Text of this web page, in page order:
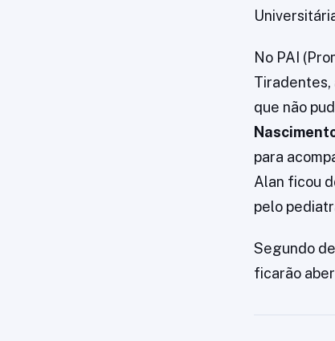
No PAI
Tiradentes,
que não
para
Alan ficou
pelo
Segundo
ficarão